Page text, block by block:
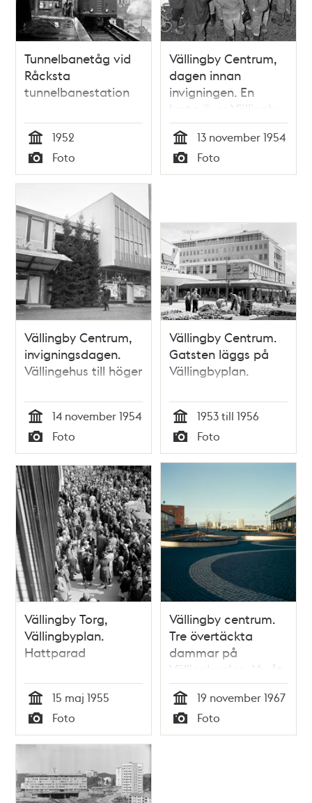
Tunnelbanetåg vid
Råcksta
tunnelbanestation
Tid
1952
Typ
Foto
Vällingby Centrum,
dagen innan
invigningen. En
karta över Vällingby
monteras inför
nyfikna åskådare
Tid
13 november 1954
Typ
Foto
Vällingby Centrum,
invigningsdagen.
Vällingehus till höger
Tid
14 november 1954
Typ
Foto
Vällingby Centrum.
Gatsten läggs på
Vällingbyplan.
Tid
1953 till 1956
Typ
Foto
Vällingby Torg,
Vällingbyplan.
Hattparad
Tid
15 maj 1955
Typ
Foto
Vällingby centrum.
Tre övertäckta
dammar på
Vällingbyplan. Vy åt
nordväst. I fonden
Johannelundstoppen
Tid
19 november 1967
Typ
Foto